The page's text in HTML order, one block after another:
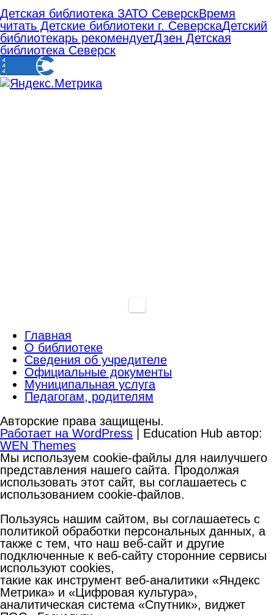
Детская библиотека ЗАТО СеверскВремя
читать Детские библиотеки г. СеверскаДетский
библиотекарь рекомендуетДзен Детская
библиотека Северск
Главная
О библиотеке
Сведения об учредителе
Официальные документы
Муниципальная услуга
Педагогам, родителям
Авторские права защищены.
Работает на WordPress | Education Hub автор:
WEN Themes
Мы используем cookie-файлы для наилучшего
представления нашего сайта. Продолжая
использовать этот сайт, вы соглашаетесь с
использованием cookie-файлов.
Пользуясь нашим сайтом, вы соглашаетесь с
политикой обработки персональных данных, а
также с тем, что наш веб-сайт и другие
подключенные к веб-сайту сторонние сервисы
используют cookies,
такие как инструмент веб-аналитики «Яндекс
Метрика» и «Цифровая культура»,
аналитическая система «Спутник», виджет